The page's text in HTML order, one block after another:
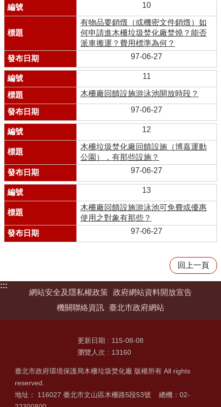
10
有物品要銷燬（或機密文件銷燬）如
何申請進木柵垃圾焚化廠焚燒？能否
派車搬運？費用標準為何？
97-06-27
11
木柵廠回饋設施游泳池開放時段？
97-06-27
12
木柵垃圾焚化廠回饋設施（博嘉運動
公園），有那些設施？
97-06-27
13
木柵廠回饋設施游泳池可免費或優惠
使用之對象有那些？
97-06-27
回上一頁
:::
網站安全及隱私權政策 政府網站資料開放宣告
機關聯絡資訊 臺北市政府網站
更新日期
115-08-08
瀏覽人次
13160
臺北市政府環境保護局木柵垃圾焚化廠 版權所有 All rights
reserved.
地址： 116027 臺北市文山區木柵路5段53號 總機：02-